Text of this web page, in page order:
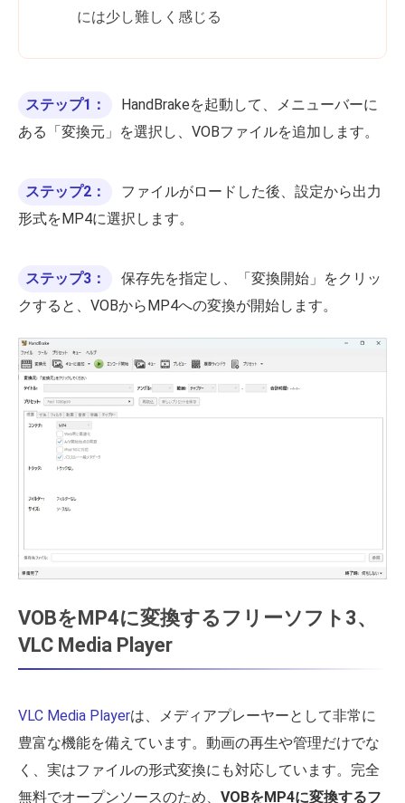
には少し難しく感じる
ステップ1：
HandBrakeを起動して、メニューバーに
ある「変換元」を選択し、VOBファイルを追加します。
ステップ2：
ファイルがロードした後、設定から出力
形式をMP4に選択します。
ステップ3：
保存先を指定し、「変換開始」をクリッ
クすると、VOBからMP4への変換が開始します。
VOBをMP4に変換するフリーソフト3、
VLC Media Player
VLC Media Playerは、メディアプレーヤーとして非常に
豊富な機能を備えています。動画の再生や管理だけでな
く、実はファイルの形式変換にも対応しています。完全
無料でオープンソースのため、 VOBをMP4に変換するフ